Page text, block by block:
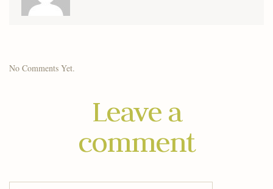
No Comments Yet.
Leave a
comment